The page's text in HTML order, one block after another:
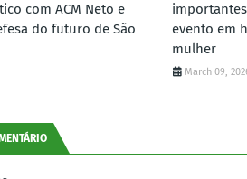
com ACM Neto e
do futuro de São
evento em
mulher
March 09,